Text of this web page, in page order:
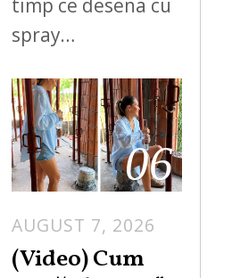
spray…
06
AUGUST 7, 2026
(Video) Cum